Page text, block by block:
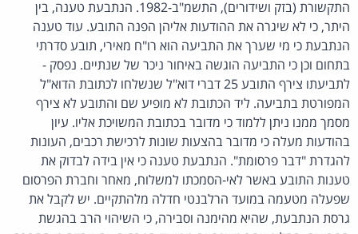
התקשורת (בזק ושידורים), התשמ"ב-1982. הנתבעת טענה, בין
היתר, כי לא שיגרה את ההודעות אליהן הפנה התובע. עוד טענה
הנתבעת כי מי שערך את התביעה הוא רו"ח מאירי, תובע סדרתי
בתחום וכן כי התביעה הוגשה באיחור ניכר של שנתיים. נפסק -
לתביעתו צירף התובע 25 דברי דוא"ל שנשלחו לכתובת הדוא"ל
המפורטת בתביעה. ליד הכתובת לא מופיע שם והתובע לא צירף
מסמך ממנו ניתן ללמוד כי מדובר בכתובת המשויכת אליו. עיון
בהודעות מעלה כי מדובר בהצעות שונות לרכישת רכבים, העונות
להגדרת "דבר פרסומת". הנתבעת טענה כי אין בידה לבדוק את
טענות התובע באשר לאי-הסמכתו למשלוח, מאחר וחברת הפרסום
שפעלה מטעמה במועד הרלבנטי חדלה מלהתקיים. יש לקבל את
גרסת הנתבעת, שהיא מהימנה וסבירה, כי השיהוי הרב בהגשת